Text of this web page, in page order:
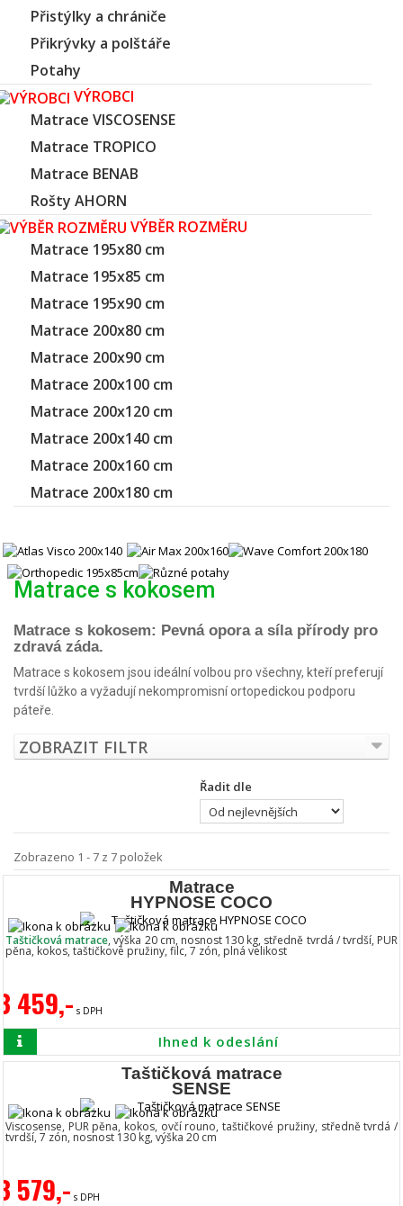
Přistýlky a chrániče
Přikrývky a polštáře
Potahy
VÝROBCI
Matrace VISCOSENSE
Matrace TROPICO
Matrace BENAB
Rošty AHORN
VÝBĚR ROZMĚRU
Matrace 195x80 cm
Matrace 195x85 cm
Matrace 195x90 cm
Matrace 200x80 cm
Matrace 200x90 cm
Matrace 200x100 cm
Matrace 200x120 cm
Matrace 200x140 cm
Matrace 200x160 cm
Matrace 200x180 cm
Matrace s kokosem
Matrace s kokosem: Pevná opora a síla přírody pro
zdravá záda.
Matrace s kokosem jsou ideální volbou pro všechny, kteří preferují
tvrdší lůžko a vyžadují nekompromisní ortopedickou podporu
páteře.
ZOBRAZIT FILTR
Řadit dle
Zobrazeno 1 - 7 z 7 položek
Matrace
HYPNOSE COCO
Taštičková matrace, výška 20 cm, nosnost 130 kg, středně tvrdá / tvrdší, PUR
pěna, kokos, taštičkové pružiny, filc, 7 zón, plná velikost
459,- s DPH
Ihned k odeslání
Taštičková matrace
SENSE
Viscosense, PUR pěna, kokos, ovčí rouno, taštičkové pružiny, středně tvrdá /
tvrdší, 7 zón, nosnost 130 kg, výška 20 cm
579,- s DPH